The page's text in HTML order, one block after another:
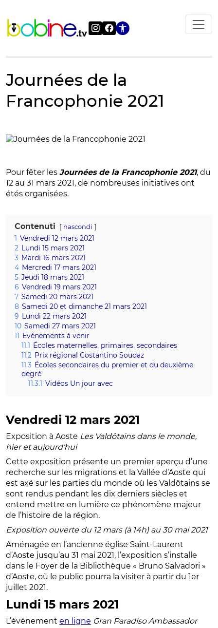
contenuto
Apri le
Journées de la
Francophonie 2021
Pour fêter les Journées de la Francophonie 2021, du
12 au 31 mars 2021, de nombreuses initiatives ont
étés organisées.
Contenuti nascondi
1 Vendredi 12 mars 2021
2 Lundi 15 mars 2021
3 Mardi 16 mars 2021
4 Mercredi 17 mars 2021
5 Jeudi 18 mars 2021
6 Vendredi 19 mars 2021
7 Samedi 20 mars 2021
8 Samedi 20 et dimanche 21 mars 2021
9 Lundi 22 mars 2021
10 Samedi 27 mars 2021
11 Evénements à venir
11.1 Écoles maternelles, primaires, secondaires
11.2 Prix régional Costantino Soudaz
11.3 Écoles secondaires du premier et du deuxième
degré
11.3.1 Vidéos Un jour avec
Vendredi 12 mars 2021
Exposition à Aoste Les Valdôtains dans le monde,
hier et aujourd’hui
Cette exposition présente un premier aperçu d’une
recherche sur les migrations et la Vallée d’Aoste qui
est axé sur les parties du monde où les Valdôtains se
sont rendus pendant les dix derniers siècles et
entend mettre en lumière ce phénomène majeur
de l’histoire de la région.
Exposition ouverte du 12 mars (à 14h) au 30 mai 2021
Aménagée en l’ancienne église Saint-Laurent
d’Aoste jusqu’au 31 mai 2021, l’exposition s’installe
dans le Foyer de la Bibliothèque « Bruno Salvadori »
d’Aoste, où le public pourra la visiter à partir du 1er
juillet 2021.
Lundi 15 mars 2021
L’événement en ligne Gran Paradiso Ambassador